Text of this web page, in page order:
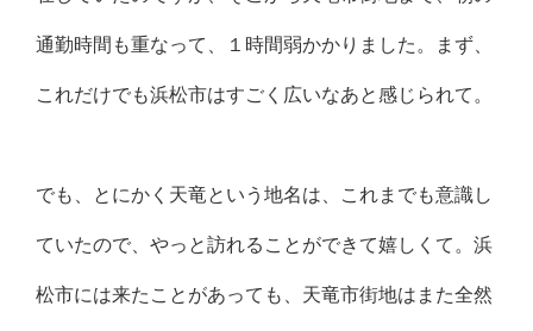
通勤時間も重なって、１時間弱かかりました。まず、
これだけでも浜松市はすごく広いなあと感じられて。
でも、とにかく天竜という地名は、これまでも意識し
ていたので、やっと訪れることができて嬉しくて。浜
松市には来たことがあっても、天竜市街地はまた全然